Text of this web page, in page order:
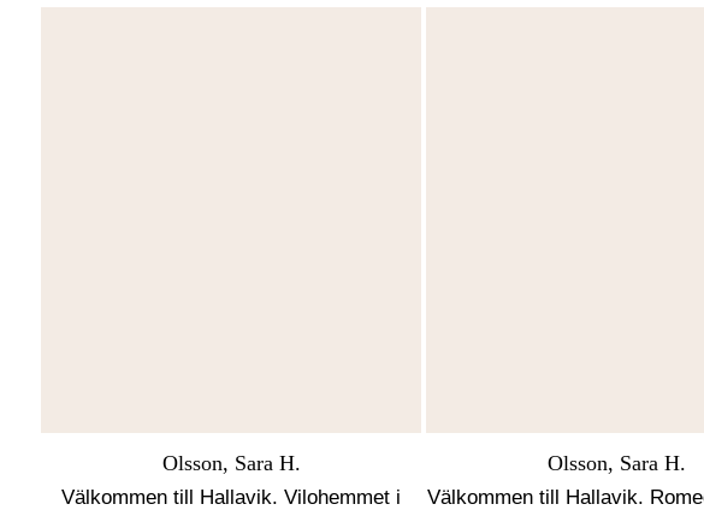
Olsson, Sara H.
Välkommen till Hallavik. Vilohemmet i
Olsson, Sara H.
Välkommen till Hallavik.